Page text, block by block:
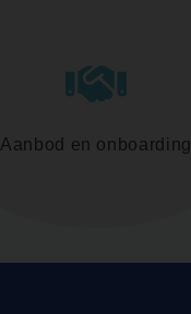
Aanbod en onboarding